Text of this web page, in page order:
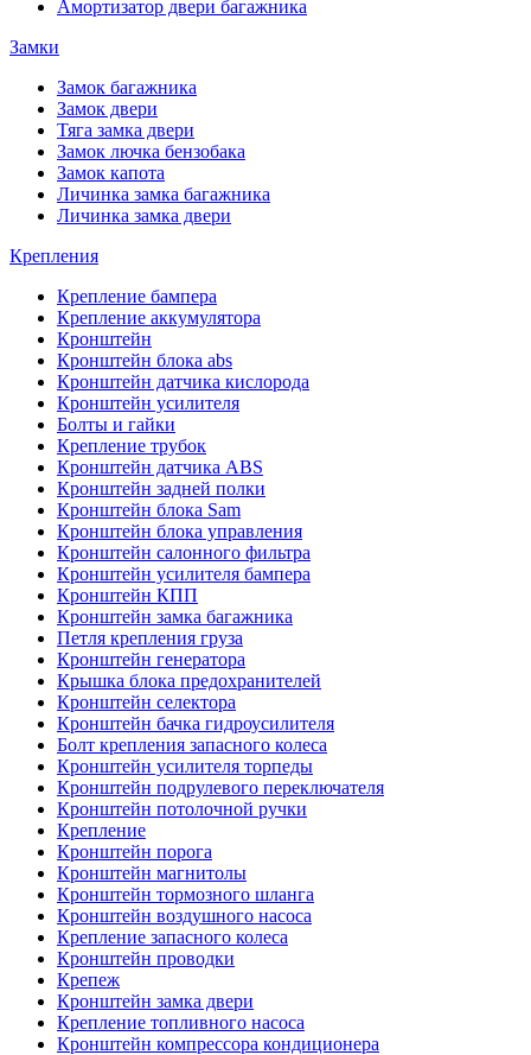
Амортизатор двери багажника
Замки
Замок багажника
Замок двери
Тяга замка двери
Замок лючка бензобака
Замок капота
Личинка замка багажника
Личинка замка двери
Крепления
Крепление бампера
Крепление аккумулятора
Кронштейн
Кронштейн блока abs
Кронштейн датчика кислорода
Кронштейн усилителя
Болты и гайки
Крепление трубок
Кронштейн датчика ABS
Кронштейн задней полки
Кронштейн блока Sam
Кронштейн блока управления
Кронштейн салонного фильтра
Кронштейн усилителя бампера
Кронштейн КПП
Кронштейн замка багажника
Петля крепления груза
Кронштейн генератора
Крышка блока предохранителей
Кронштейн селектора
Кронштейн бачка гидроусилителя
Болт крепления запасного колеса
Кронштейн усилителя торпеды
Кронштейн подрулевого переключателя
Кронштейн потолочной ручки
Крепление
Кронштейн порога
Кронштейн магнитолы
Кронштейн тормозного шланга
Кронштейн воздушного насоса
Крепление запасного колеса
Кронштейн проводки
Крепеж
Кронштейн замка двери
Крепление топливного насоса
Кронштейн компрессора кондиционера